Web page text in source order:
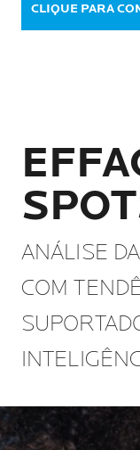
CLIQUE PARA
ANÁLISE
COM